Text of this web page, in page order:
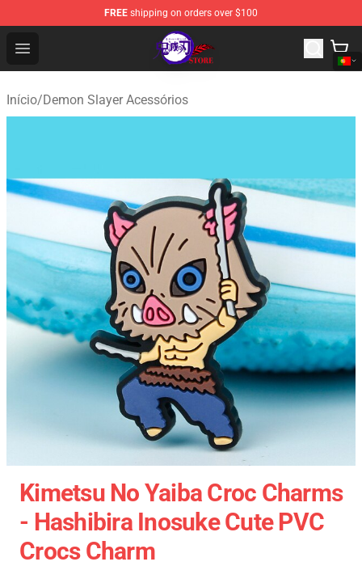
FREE shipping on orders over $100
Open menu
Kimetsu no Yaiba Store - Official Kimetsu no Yaiba
Início/Demon Slayer Acessórios
Kimetsu No Yaiba Croc Charms
- Hashibira Inosuke Cute PVC
Crocs Charm